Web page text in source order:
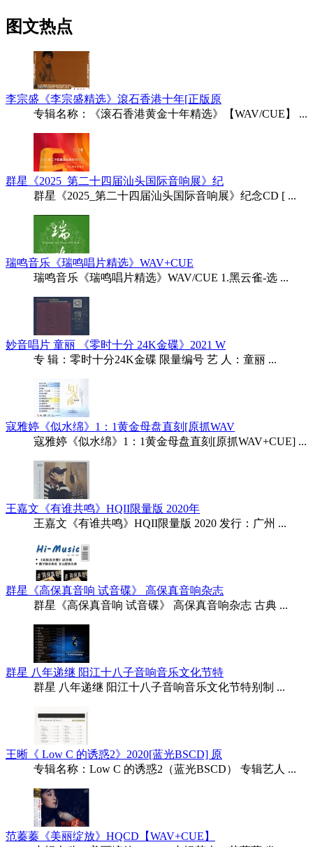
图文热点
李宗盛《李宗盛精选》滾石香港十年[正版原
专辑名称：《滚石香港黄金十年精选》【WAV/CUE】 ...
群星《2025_第二十四届汕头国际音响展》纪
群星《2025_第二十四届汕头国际音响展》纪念CD [ ...
瑞鸣音乐《瑞鸣唱片精选》WAV+CUE
瑞鸣音乐《瑞鸣唱片精选》WAV/CUE 1.黑云雀-选 ...
妙音唱片 童丽 《零时十分 24K金碟》2021 W
专 辑：零时十分24K金碟 限量编号 艺 人：童丽 ...
寇雅婷《似水绵》1：1黄金母盘直刻[原抓WAV
寇雅婷《似水绵》1：1黄金母盘直刻[原抓WAV+CUE] ...
王嘉文《有谁共鸣》HQII限量版 2020年
王嘉文《有谁共鸣》HQII限量版 2020 发行：广州 ...
群星《高保真音响 试音碟》 高保真音响杂志
群星《高保真音响 试音碟》 高保真音响杂志 古典 ...
群星 八年递继 阳江十八子音响音乐文化节特
群星 八年递继 阳江十八子音响音乐文化节特别制 ...
王晰《 Low C 的诱惑2》2020[蓝光BSCD] 原
专辑名称：Low C 的诱惑2（蓝光BSCD） 专辑艺人 ...
范蓁蓁《美丽绽放》HQCD【WAV+CUE】